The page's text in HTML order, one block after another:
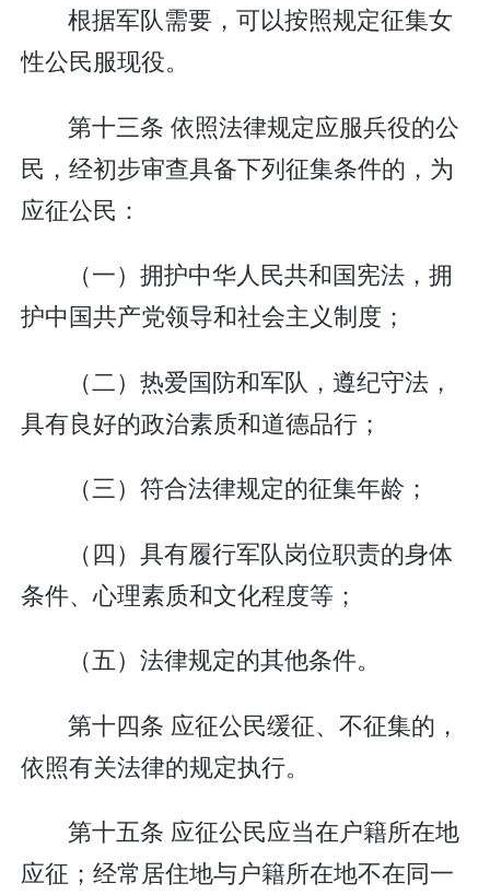
根据军队需要，可以按照规定征集女
性公民服现役。
第十三条 依照法律规定应服兵役的公
民，经初步审查具备下列征集条件的，为
应征公民：
（一）拥护中华人民共和国宪法，拥
护中国共产党领导和社会主义制度；
（二）热爱国防和军队，遵纪守法，
具有良好的政治素质和道德品行；
（三）符合法律规定的征集年龄；
（四）具有履行军队岗位职责的身体
条件、心理素质和文化程度等；
（五）法律规定的其他条件。
第十四条 应征公民缓征、不征集的，
依照有关法律的规定执行。
第十五条 应征公民应当在户籍所在地
应征；经常居住地与户籍所在地不在同一